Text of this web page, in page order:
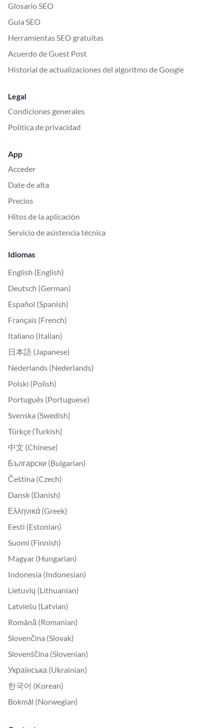
Glosario SEO
Guía SEO
Herramientas SEO gratuitas
Acuerdo de Guest Post
Historial de actualizaciones del algoritmo de Google
Legal
Condiciones generales
Política de privacidad
App
Acceder
Date de alta
Precios
Hitos de la aplicación
Servicio de asistencia técnica
Idiomas
English (English)
Deutsch (German)
Español (Spanish)
Français (French)
Italiano (Italian)
日本語 (Japanese)
Nederlands (Nederlands)
Polski (Polish)
Português (Portuguese)
Svenska (Swedish)
Türkçe (Turkish)
中文 (Chinese)
Български (Bulgarian)
Čeština (Czech)
Dansk (Danish)
Ελληνικά (Greek)
Eesti (Estonian)
Suomi (Finnish)
Magyar (Hungarian)
Indonesia (Indonesian)
Lietuvių (Lithuanian)
Latviešu (Latvian)
Română (Romanian)
Slovenčina (Slovak)
Slovenščina (Slovenian)
Українська (Ukrainian)
한국어 (Korean)
Bokmål (Norwegian)